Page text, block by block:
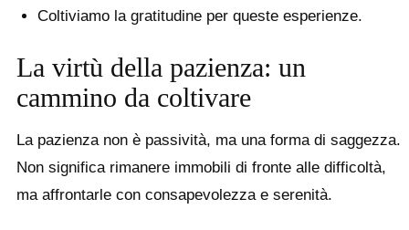
Coltiviamo la gratitudine per queste esperienze.
La virtù della pazienza: un
cammino da coltivare
La pazienza non è passività, ma una forma di saggezza.
Non significa rimanere immobili di fronte alle difficoltà,
ma affrontarle con consapevolezza e serenità.